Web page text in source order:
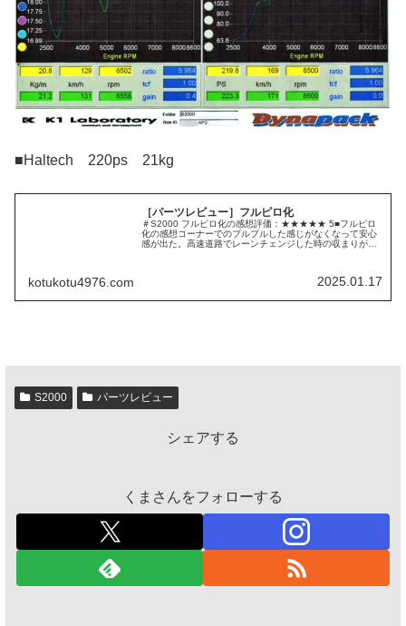
■Haltech 220ps 21kg
［パーツレビュー］フルピロ化
＃S2000 フルピロ化の感想評価：★★★★★ 5■フルピロ
化の感想コーナーでのプルプルした感じがなくなって安心
感が出た。高速道路でレーンチェンジした時の収まりが抜
kotukotu4976.com 2025.01.17
S2000 パーツレビュー
シェアする
くまさんをフォローする